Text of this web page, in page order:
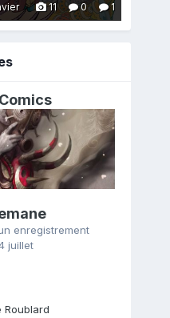
1
0
11
enregistrement
juillet
Roublard